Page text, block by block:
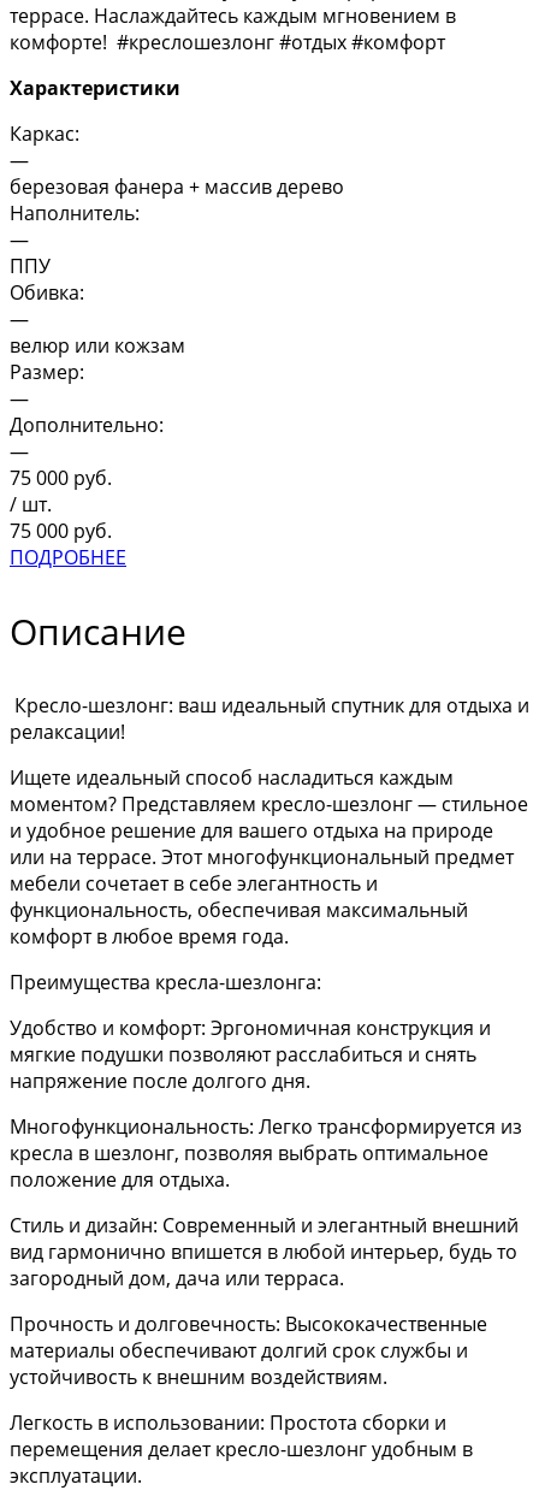
террасе. Наслаждайтесь каждым мгновением в
комфорте! #креслошезлонг #отдых #комфорт
Характеристики
Каркас:
—
березовая фанера + массив дерево
Наполнитель:
—
ППУ
Обивка:
—
велюр или кожзам
Размер:
—
Дополнительно:
—
75 000 руб.
/ шт.
75 000 руб.
ПОДРОБНЕЕ
Описание
Кресло-шезлонг: ваш идеальный спутник для отдыха и
релаксации!
Ищете идеальный способ насладиться каждым
моментом? Представляем кресло-шезлонг — стильное
и удобное решение для вашего отдыха на природе
или на террасе. Этот многофункциональный предмет
мебели сочетает в себе элегантность и
функциональность, обеспечивая максимальный
комфорт в любое время года.
Преимущества кресла-шезлонга:
Удобство и комфорт: Эргономичная конструкция и
мягкие подушки позволяют расслабиться и снять
напряжение после долгого дня.
Многофункциональность: Легко трансформируется из
кресла в шезлонг, позволяя выбрать оптимальное
положение для отдыха.
Стиль и дизайн: Современный и элегантный внешний
вид гармонично впишется в любой интерьер, будь то
загородный дом, дача или терраса.
Прочность и долговечность: Высококачественные
материалы обеспечивают долгий срок службы и
устойчивость к внешним воздействиям.
Легкость в использовании: Простота сборки и
перемещения делает кресло-шезлонг удобным в
эксплуатации.